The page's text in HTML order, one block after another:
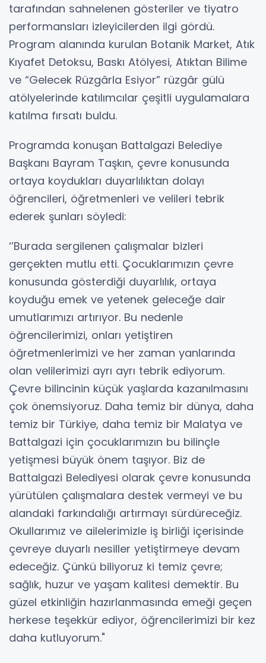
tarafından sahnelenen gösteriler ve tiyatro
performansları izleyicilerden ilgi gördü.
Program alanında kurulan Botanik Market, Atık
Kıyafet Detoksu, Baskı Atölyesi, Atıktan Bilime
ve “Gelecek Rüzgârla Esiyor” rüzgâr gülü
atölyelerinde katılımcılar çeşitli uygulamalara
katılma fırsatı buldu.
Programda konuşan Battalgazi Belediye
Başkanı Bayram Taşkın, çevre konusunda
ortaya koydukları duyarlılıktan dolayı
öğrencileri, öğretmenleri ve velileri tebrik
ederek şunları söyledi:
‘’Burada sergilenen çalışmalar bizleri
gerçekten mutlu etti. Çocuklarımızın çevre
konusunda gösterdiği duyarlılık, ortaya
koyduğu emek ve yetenek geleceğe dair
umutlarımızı artırıyor. Bu nedenle
öğrencilerimizi, onları yetiştiren
öğretmenlerimizi ve her zaman yanlarında
olan velilerimizi ayrı ayrı tebrik ediyorum.
Çevre bilincinin küçük yaşlarda kazanılmasını
çok önemsiyoruz. Daha temiz bir dünya, daha
temiz bir Türkiye, daha temiz bir Malatya ve
Battalgazi için çocuklarımızın bu bilinçle
yetişmesi büyük önem taşıyor. Biz de
Battalgazi Belediyesi olarak çevre konusunda
yürütülen çalışmalara destek vermeyi ve bu
alandaki farkındalığı artırmayı sürdüreceğiz.
Okullarımız ve ailelerimizle iş birliği içerisinde
çevreye duyarlı nesiller yetiştirmeye devam
edeceğiz. Çünkü biliyoruz ki temiz çevre;
sağlık, huzur ve yaşam kalitesi demektir. Bu
güzel etkinliğin hazırlanmasında emeği geçen
herkese teşekkür ediyor, öğrencilerimizi bir kez
daha kutluyorum."